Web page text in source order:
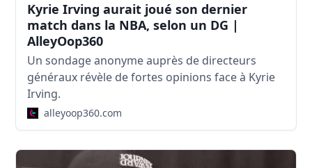
Kyrie Irving aurait joué son dernier
match dans la NBA, selon un DG |
AlleyOop360
Un sondage anonyme auprès de directeurs
généraux révèle de fortes opinions face à Kyrie
Irving.
alleyoop360.com